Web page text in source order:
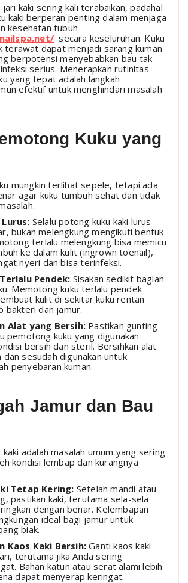
kaki sering kali terabaikan, padahal
kaki berperan penting dalam menjaga
kesehatan tubuh
secara keseluruhan. Kuku
terawat dapat menjadi sarang kuman
berpotensi menyebabkan bau tak
serius. Menerapkan rutinitas
yang tepat adalah langkah
efektif untuk menghindari masalah
Kuku yang
mungkin terlihat sepele, tetapi ada
agar kuku tumbuh sehat dan tidak
Selalu potong kuku kaki lurus
bukan melengkung mengikuti bentuk
terlalu melengkung bisa memicu
ke dalam kulit (ingrown toenail),
nyeri dan bisa terinfeksi.
Pendek: Sisakan sedikit bagian
Memotong kuku terlalu pendek
kulit di sekitar kuku rentan
bakteri dan jamur.
Alat yang Bersih: Pastikan gunting
pemotong kuku yang digunakan
bersih dan steril. Bersihkan alat
dan sesudah digunakan untuk
penyebaran kuman.
Jamur dan Bau
kaki adalah masalah umum yang sering
kondisi lembap dan kurangnya
Tetap Kering: Setelah mandi atau
pastikan kaki, terutama sela-sela
dengan benar. Kelembapan
ideal bagi jamur untuk
biak.
Kaos Kaki Bersih: Ganti kaos kaki
terutama jika Anda sering
Bahan katun atau serat alami lebih
dapat menyerap keringat.